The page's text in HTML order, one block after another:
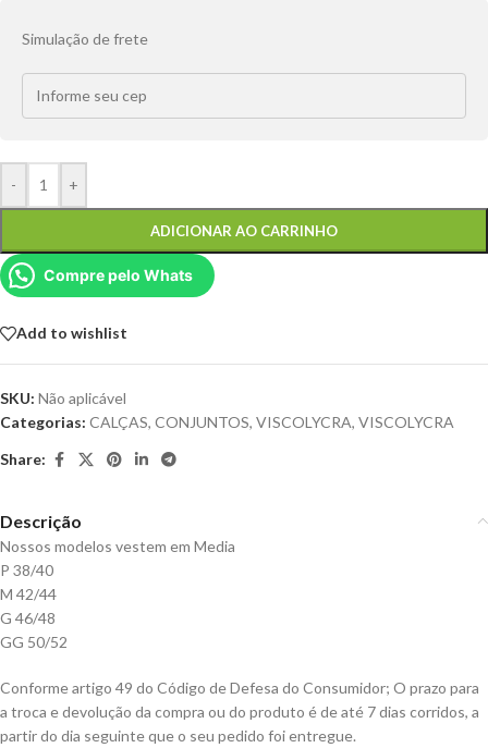
Simulação de frete
- +
ADICIONAR AO CARRINHO
Compre pelo Whats
Add to wishlist
SKU: Não aplicável
Categorias: CALÇAS, CONJUNTOS, VISCOLYCRA, VISCOLYCRA
Share:
Descrição
Nossos modelos vestem em Media
P 38/40
M 42/44
G 46/48
GG 50/52
Conforme artigo 49 do Código de Defesa do Consumidor; O prazo para
a troca e devolução da compra ou do produto é de até 7 dias corridos, a
partir do dia seguinte que o seu pedido foi entregue.